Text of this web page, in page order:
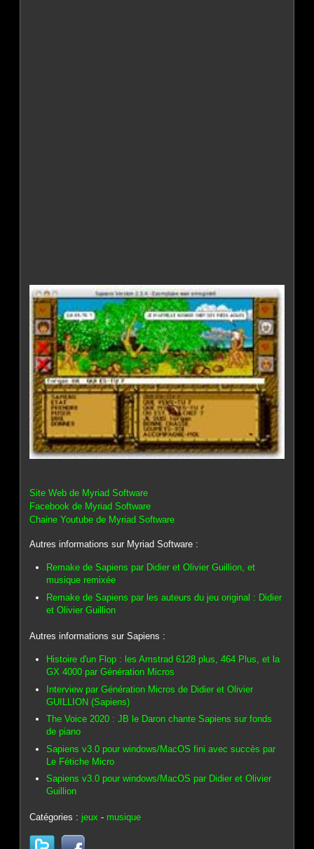
Site Web de Myriad Software
Facebook de Myriad Software
Chaine Youtube de Myriad Software
Autres informations sur Myriad Software :
Remake de Sapiens par Didier et Olivier Guillion, et
musique remixée
Remake de Sapiens par les auteurs du jeu original : Didier
et Olivier Guillion
Autres informations sur Sapiens :
Histoire d'un Flop : les Amstrad 6128 plus, 464 Plus, et la
GX 4000 par Génération Micros
Interview par Génération Micros de Didier et Olivier
GUILLION (Sapiens)
The Voice 2020 : JB le Daron chante Sapiens sur fonds
de piano
Sapiens v3.0 pour windows/MacOS fini avec succès par
Le Fétiche Micro
Sapiens v3.0 pour windows/MacOS par Didier et Olivier
Guillion
Catégories :jeux - musique